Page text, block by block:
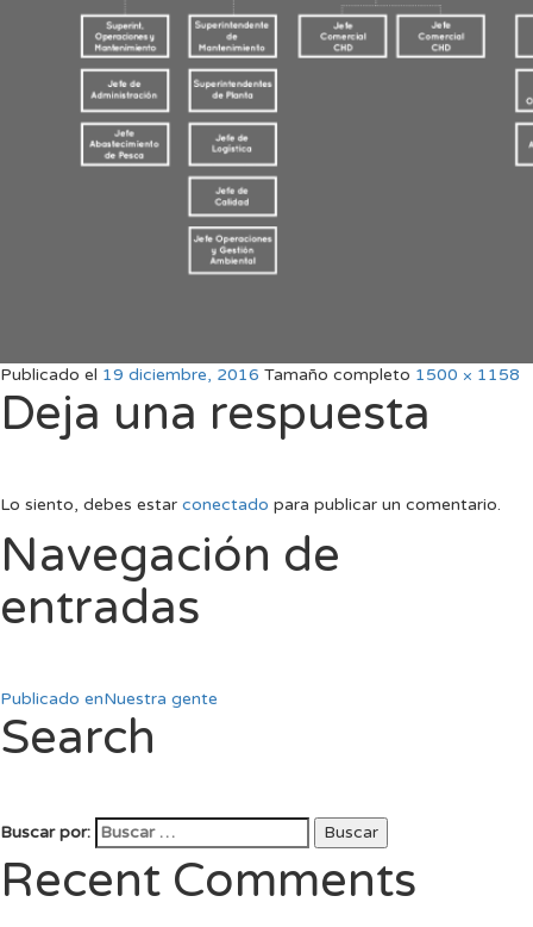
Publicado el 19 diciembre, 2016 Tamaño completo 1500 × 1158
Deja una respuesta
Lo siento, debes estar conectado para publicar un comentario.
Navegación de
entradas
Publicado enNuestra gente
Search
Buscar por: Buscar
Recent Comments